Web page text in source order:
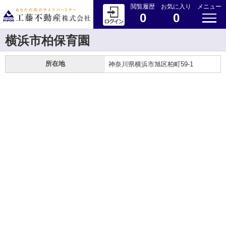
閲覧履歴
0
お気に入り
0
メニュー
横浜市柏保育園
所在地 神奈川県横浜市旭区柏町59-1